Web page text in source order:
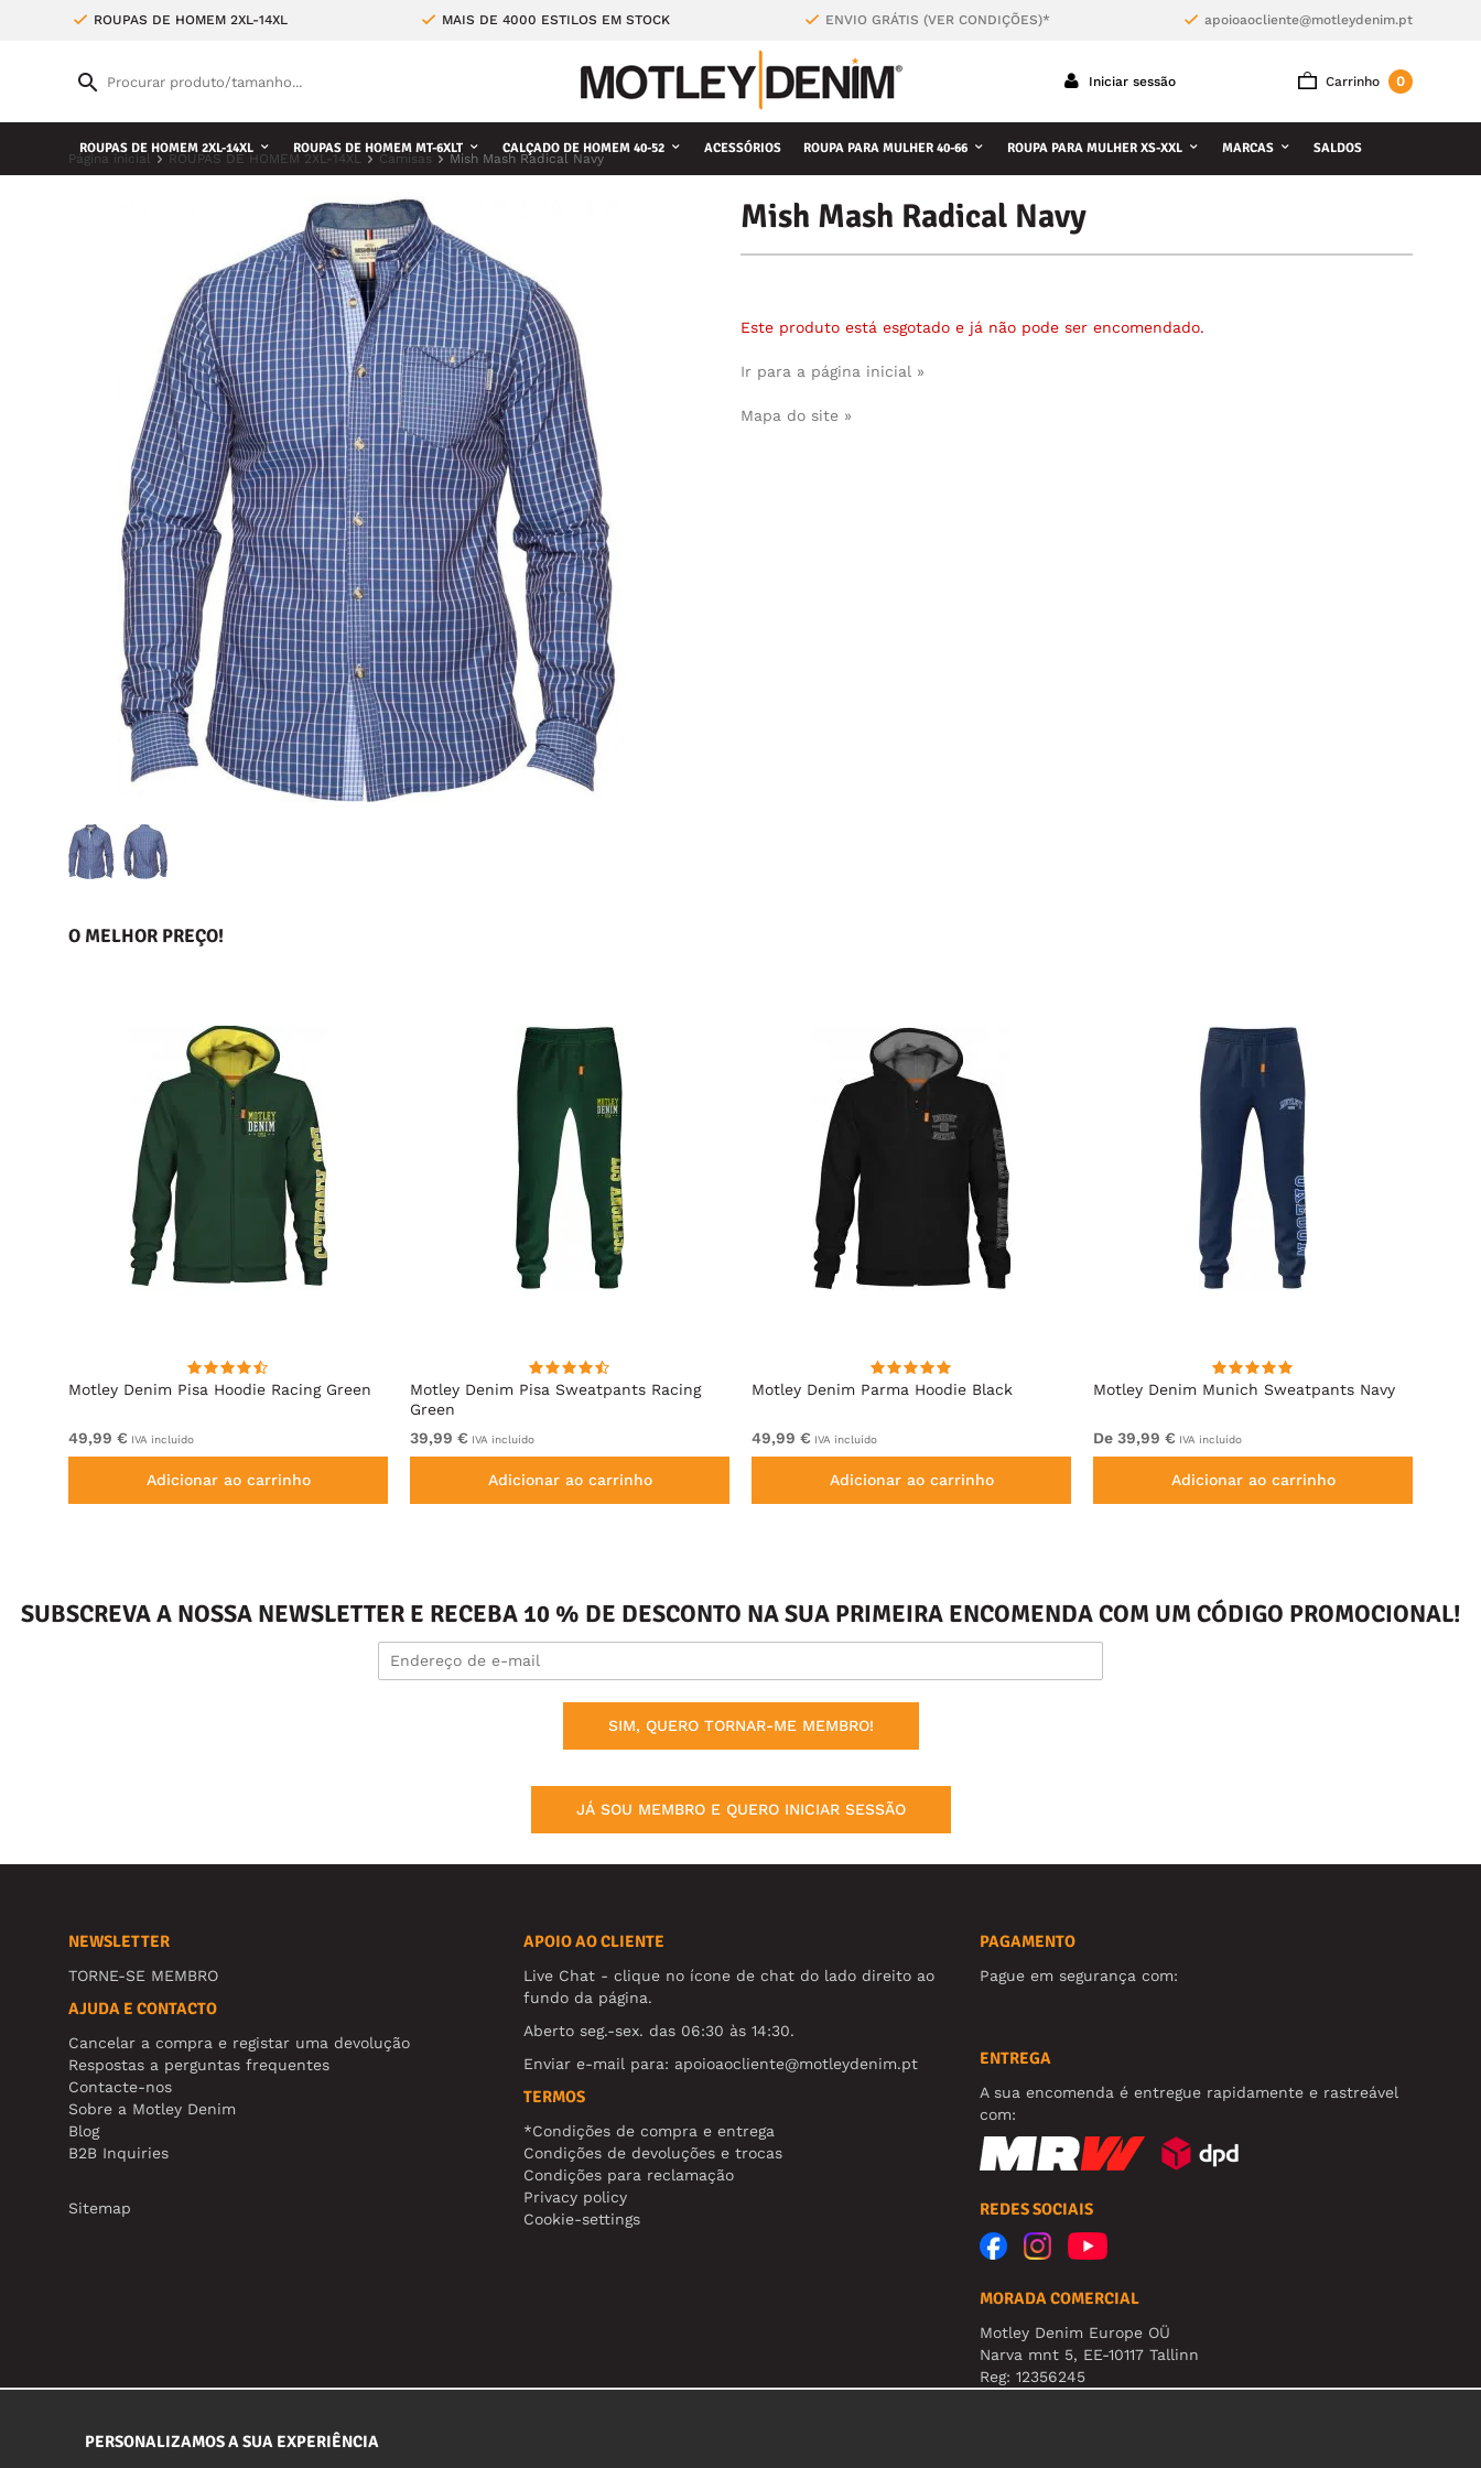
ROUPAS DE HOMEM 2XL-14XL MAIS DE 4000 ESTILOS EM STOCK ENVIO GRÁTIS (VER CONDIÇÕES)* apoioaocliente@motleydenim.pt
Carrinho 0
Iniciar sessão
ROUPAS DE HOMEM 2XL-14XL ROUPAS DE HOMEM MT-6XLT CALÇADO DE HOMEM 40-52 ACESSÓRIOS ROUPA PARA MULHER 40-66 ROUPA PARA MULHER XS-XXL MARCAS SALDOS
Página inicial ROUPAS DE HOMEM 2XL-14XL Camisas Mish Mash Radical Navy
Mish Mash Radical Navy
Este produto está esgotado e já não pode ser encomendado.
Ir para a página inicial »
Mapa do site »
O MELHOR PREÇO!
Motley Denim Pisa Hoodie Racing Green
49,99 € IVA incluído
Adicionar ao carrinho
Motley Denim Pisa Sweatpants Racing
Green
39,99 € IVA incluído
Adicionar ao carrinho
Motley Denim Parma Hoodie Black
49,99 € IVA incluído
Adicionar ao carrinho
Motley Denim Munich Sweatpants Navy
De 39,99 € IVA incluído
Adicionar ao carrinho
SUBSCREVA A NOSSA NEWSLETTER E RECEBA 10 % DE DESCONTO NA SUA PRIMEIRA ENCOMENDA COM UM CÓDIGO PROMOCIONAL!
SIM, QUERO TORNAR-ME MEMBRO!
JÁ SOU MEMBRO E QUERO INICIAR SESSÃO
NEWSLETTER
TORNE-SE MEMBRO
AJUDA E CONTACTO
Cancelar a compra e registar uma devolução
Respostas a perguntas frequentes
Contacte-nos
Sobre a Motley Denim
Blog
B2B Inquiries
Sitemap
APOIO AO CLIENTE
Live Chat - clique no ícone de chat do lado direito ao
fundo da página.
Aberto seg.-sex. das 06:30 às 14:30.
Enviar e-mail para: apoioaocliente@motleydenim.pt
TERMOS
*Condições de compra e entrega
Condições de devoluções e trocas
Condições para reclamação
Privacy policy
Cookie-settings
PAGAMENTO
Pague em segurança com:
ENTREGA
A sua encomenda é entregue rapidamente e rastreável
com:
REDES SOCIAIS
MORADA COMERCIAL
Motley Denim Europe OÜ
Narva mnt 5, EE-10117 Tallinn
Reg: 12356245
PERSONALIZAMOS A SUA EXPERIÊNCIA